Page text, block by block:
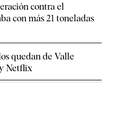
contra el
con más 21 toneladas
quedan de Valle
Netflix